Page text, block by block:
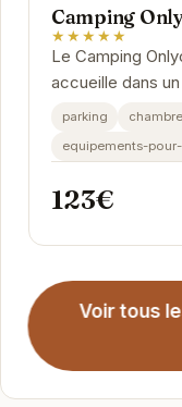
Camping
★★★★★
Le Camping
accueille dans
pour des
parking
equipements-
123€
Voir tous